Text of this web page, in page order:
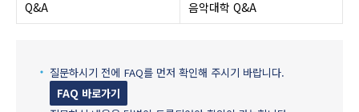
Q&A 음악대학 Q&A
질문하시기 전에 FAQ를 먼저 확인해 주시기 바랍니다.
FAQ 바로가기